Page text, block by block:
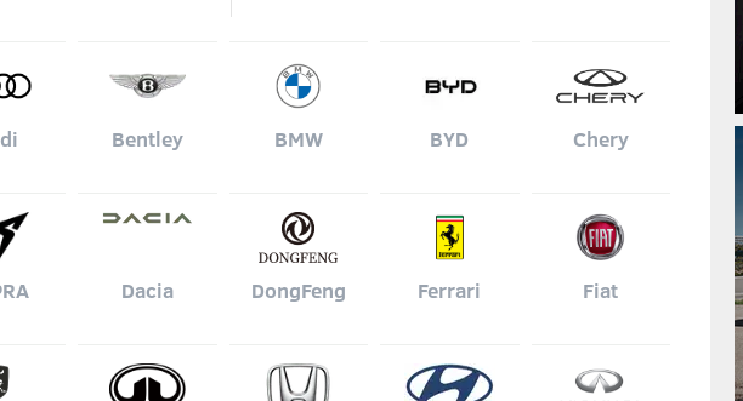
Bentley BMW BYD Chery
Dacia DongFeng Ferrari Fiat